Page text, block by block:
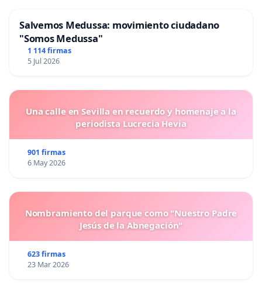
Salvemos Medussa: movimiento ciudadano
"Somos Medussa"
1 114 firmas
5 Jul 2026
Una calle en Sevilla en recuerdo y homenaje a la
periodista Lucrecia Hevia
901 firmas
6 May 2026
Nombramiento del parque como "Nuestro Padre
Jesús de la Abnegación"
623 firmas
23 Mar 2026